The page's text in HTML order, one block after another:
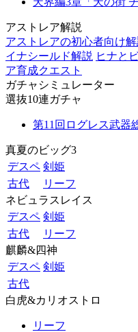
アストレア解説
アストレアの初心者向け解
イナシールド解説 ヒナと
ア育成クエスト
ガチャシミュレーター
選抜10連ガチャ
第11回ログレス武器
真夏のビッグ3
デスペ 剣姫
古代
リーフ
ネビュラスレイス
デスペ 剣姫
古代
リーフ
麒麟&四神
デスペ 剣姫
古代
白虎&カリオストロ
リーフ